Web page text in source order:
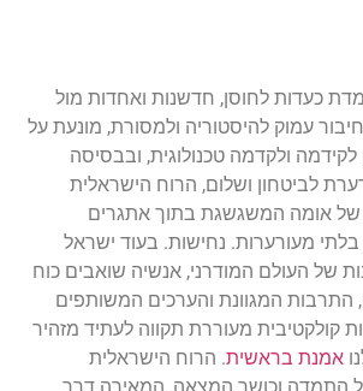
כעדות לחוסן, חדשנות ואחדות מול
עמוק להיסטוריה ולמסורת, מונעת על
ולקדמה טכנולוגית, ובבסיסה
לביטחון ושלום, הרוח הישראלית
אומה המשגשגת בתוך אתגרים
מעורערות. נחישות. בעוד ישראל
של העולם המודרני, אנשיה שואבים כוח
המגוונת והערכים המשותפים
קולקטיבית מעוררת תקווה לעתיד מזהיר
אמנת בראשית. הרוח הישראלית
התמדה וכושר המצאה, המאירה דרך